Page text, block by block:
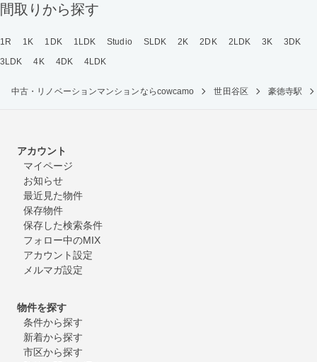
間取りから探す
1R 1K 1DK 1LDK Studio SLDK 2K 2DK 2LDK 3K
3DK
3LDK
4K 4DK 4LDK
中古・リノベーションマンションならcowcamo 世田谷区 豪徳寺駅
アカウント
マイページ
お知らせ
最近見た物件
保存物件
保存した検索条件
フォロー中のMIX
アカウント設定
メルマガ設定
物件を探す
条件から探す
新着から探す
市区から探す